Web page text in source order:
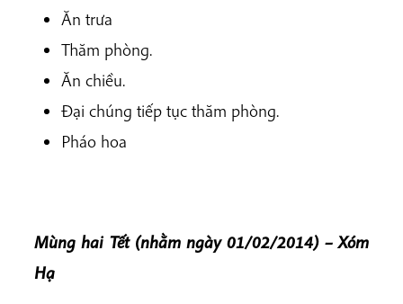
Ăn trưa
Thăm phòng.
Ăn chiều.
Đại chúng tiếp tục thăm phòng.
Pháo hoa
Mùng hai Tết (nhằm ngày 01/02/2014) – Xóm
Hạ